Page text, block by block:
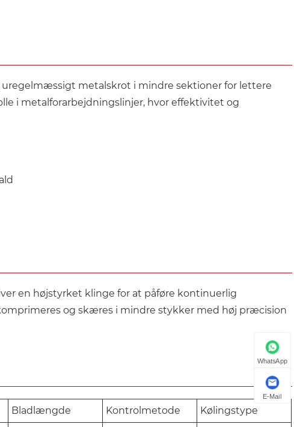
metalskrot i mindre sektioner for lettere
i metalforarbejdningslinjer, hvor effektivitet og
en højstyrket klinge for at påføre kontinuerlig
og skæres i mindre stykker med høj præcision
Bladlængde Kontrolmetode Kølingstype
WhatsApp
E-Mail